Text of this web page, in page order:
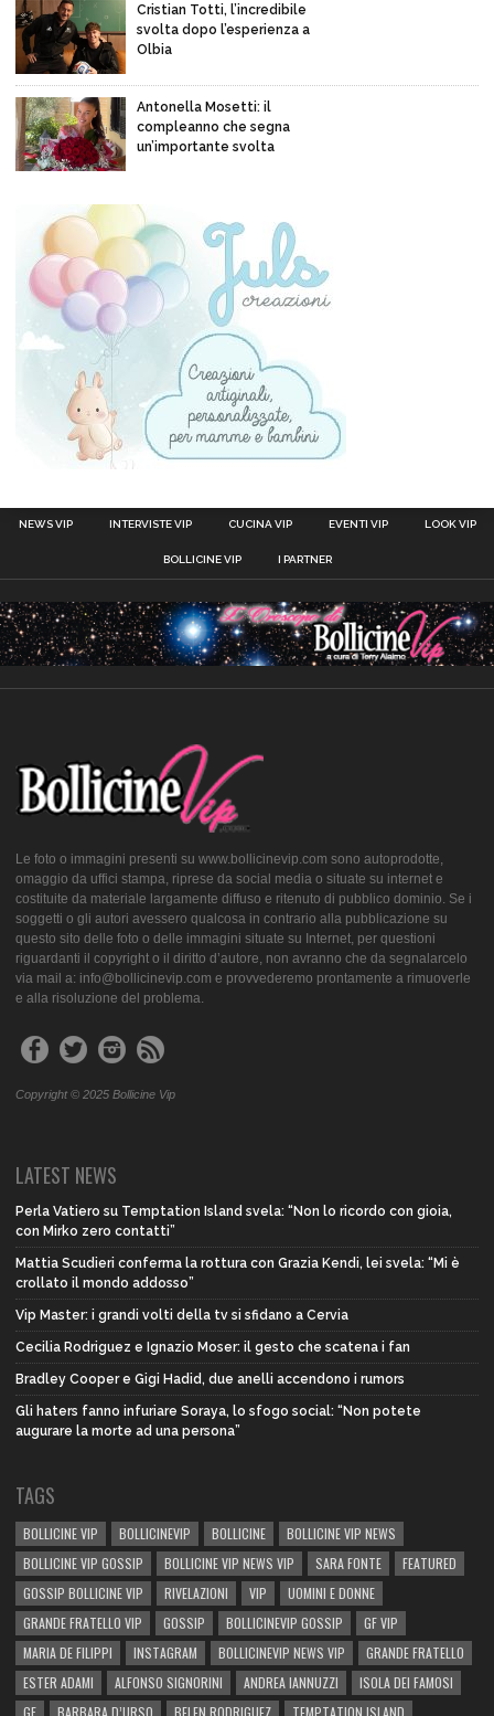
Cristian Totti, l’incredibile
svolta dopo l’esperienza a
Olbia
Antonella Mosetti: il
compleanno che segna
un’importante svolta
NEWS VIP INTERVISTE VIP CUCINA VIP EVENTI VIP LOOK VIP
BOLLICINE VIP I PARTNER
Le foto o immagini presenti su www.bollicinevip.com sono autoprodotte,
omaggio da uffici stampa, riprese da social media o situate su internet e
costituite da materiale largamente diffuso e ritenuto di pubblico dominio. Se i
soggetti o gli autori avessero qualcosa in contrario alla pubblicazione su
questo sito delle foto o delle immagini situate su Internet, per questioni
riguardanti il copyright o il diritto d’autore, non avranno che da segnalarcelo
via mail a: info@bollicinevip.com e provvederemo prontamente a rimuoverle
e alla risoluzione del problema.
Copyright © 2025 Bollicine Vip
LATEST NEWS
Perla Vatiero su Temptation Island svela: “Non lo ricordo con gioia,
con Mirko zero contatti”
Mattia Scudieri conferma la rottura con Grazia Kendi, lei svela: “Mi è
crollato il mondo addosso”
Vip Master: i grandi volti della tv si sfidano a Cervia
Cecilia Rodriguez e Ignazio Moser: il gesto che scatena i fan
Bradley Cooper e Gigi Hadid, due anelli accendono i rumors
Gli haters fanno infuriare Soraya, lo sfogo social: “Non potete
augurare la morte ad una persona”
TAGS
BOLLICINE VIP BOLLICINEVIP BOLLICINE
BOLLICINE VIP NEWS
BOLLICINE VIP GOSSIP
BOLLICINE VIP NEWS VIP SARA FONTE
FEATURED
GOSSIP BOLLICINE VIP
RIVELAZIONI VIP
UOMINI E DONNE
GRANDE FRATELLO VIP
GOSSIP BOLLICINEVIP GOSSIP
GF VIP
MARIA DE FILIPPI
INSTAGRAM BOLLICINEVIP NEWS VIP
GRANDE FRATELLO
ESTER ADAMI
ALFONSO SIGNORINI ANDREA IANNUZZI
ISOLA DEI FAMOSI
GF
BARBARA D’URSO BELEN RODRIGUEZ TEMPTATION ISLAND